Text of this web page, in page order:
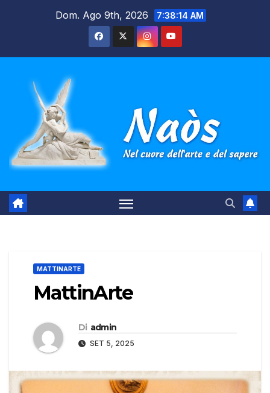
Dom. Ago 9th, 2026 7:38:14 AM
MATTINARTE
MattinArte
Di admin
SET 5, 2025